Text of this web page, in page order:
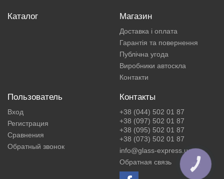
Каталог Магазин
Доставка і оплата
Гарантія та повернення
Публічна угода
Виробники автоскла
Контакти
Пользователь
Вход
Регистрация
Сравнения
Обратный звонок
Контакты
+38 (044) 502 01 87
+38 (097) 502 01 87
+38 (095) 502 01 87
+38 (073) 502 01 87
info@glass-express.ua
Обратная связь
КНОПКА
ЗВ'ЯЗКУ